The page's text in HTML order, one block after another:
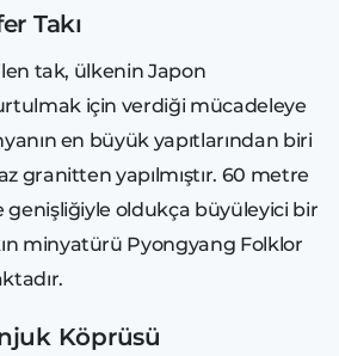
Takı
tak, ülkenin Japon
için verdiği mücadeleye
en büyük yapıtlarından biri
granitten yapılmıştır. 60 metre
oldukça büyüleyici bir
minyatürü Pyongyang Folklor
Köprüsü